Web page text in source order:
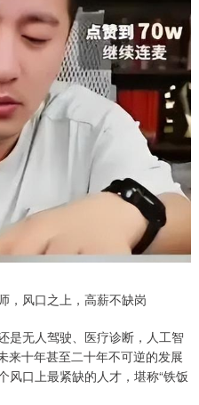
，风口之上，高薪不缺岗
是无人驾驶、医疗诊断，人工智
来十年甚至二十年不可逆的发展
风口上最紧缺的人才，堪称“铁饭